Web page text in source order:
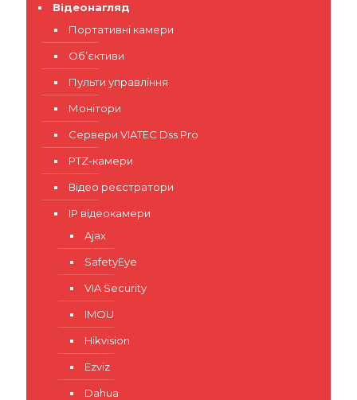
Відеонагляд
Портативні камери
Об’єктиви
Пульти управління
Монітори
Сервери VIATEC Dss Pro
PTZ-камери
Відео реєстратори
IP відеокамери
Ajax
SafetyEye
VIA Security
IMOU
Hikvision
Ezviz
Dahua